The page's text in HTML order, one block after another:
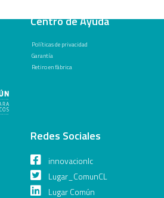
Centro de Ayuda
Políticas de privacidad
Garantía
Retiro en fábrica
Redes Sociales
innovacionlc
Lugar_ComunCL
Lugar Común